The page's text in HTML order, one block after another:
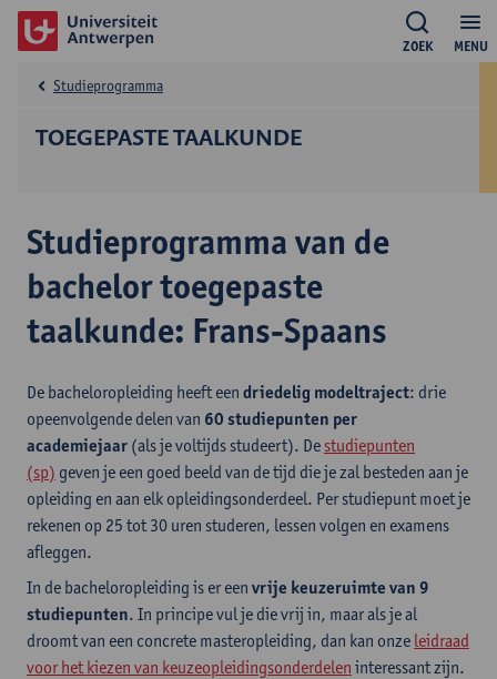
MENU
ZOEK
TOEGEPASTE TAALKUNDE
Studieprogramma
Studieprogramma van de
bachelor toegepaste
taalkunde: Frans-Spaans
De bacheloropleiding heeft een driedelig modeltraject: drie
opeenvolgende delen van 60 studiepunten per
academiejaar (als je voltijds studeert). De studiepunten
(sp) geven je een goed beeld van de tijd die je zal besteden aan je
opleiding en aan elk opleidingsonderdeel. Per studiepunt moet je
rekenen op 25 tot 30 uren studeren, lessen volgen en examens
afleggen.
In de bacheloropleiding is er een vrije keuzeruimte van 9
studiepunten. In principe vul je die vrij in, maar als je al
droomt van een concrete masteropleiding, dan kan onze leidraad
voor het kiezen van keuzeopleidingsonderdelen interessant zijn.